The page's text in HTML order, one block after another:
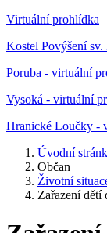
Virtuální prohlídka
Kostel Povýšení
Poruba - virtuální
Vysoká - virtuální
Hranické Loučky -
Úvodní
Občan
Životní
Zařazení dětí